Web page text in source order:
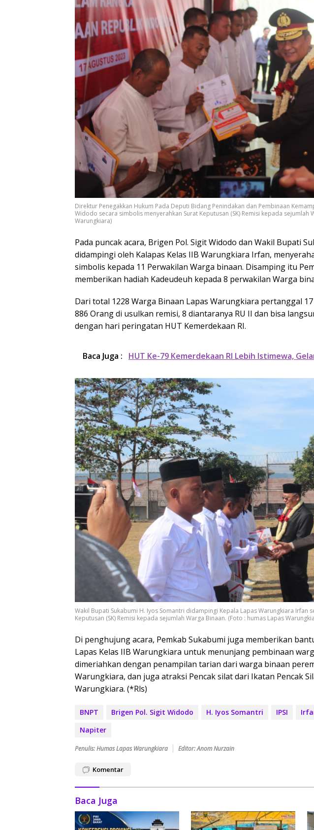
Direktur Penegakkan Hukum Pada Deputi Bidang Penindakan dan Pembinaan
Widodo secara simbolis menyerahkan Surat Keputusan (SK) Remisi kepada sejumlah
Warungkiara)
Pada puncak acara, Brigen Pol. Sigit Widodo dan Wakil Bupati
didampingi oleh Kalapas Kelas IIB Warungkiara Irfan,
simbolis kepada 11 Perwakilan Warga binaan. Disamping itu
memberikan hadiah Kadeudeuh kepada 8 perwakilan Warga
Dari total 1228 Warga Binaan Lapas Warungkiara pertanggal
886 Orang di usulkan remisi, 8 diantaranya RU II dan bisa
dengan hari peringatan HUT Kemerdekaan RI.
Baca Juga : HUT Ke-79 Kemerdekaan RI Lebih Istimewa,
Wakil Bupati Sukabumi H. Iyos Somantri didampingi Kepala Lapas Warungkiara Irfan
Keputusan (SK) Remisi kepada sejumlah Warga Binaan. (Foto : humas Lapas
Di penghujung acara, Pemkab Sukabumi juga memberikan
Lapas Kelas IIB Warungkiara untuk menunjang pembinaan
dimeriahkan dengan penampilan tarian dari warga binaan
Warungkiara, dan juga atraksi Pencak silat dari Ikatan Pencak
Warungkiara. (*Rls)
BNPT Brigen Pol. Sigit Widodo H. Iyos Somantri IPSI
Napiter
Penulis: Humas Lapas Warungkiara Editor: Anom Nurzain
Komentar
Baca Juga